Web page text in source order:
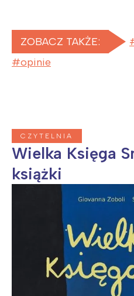
ZOBACZ TAKŻE:
opinie
CZYTELNIA
Wielka Księga
książki